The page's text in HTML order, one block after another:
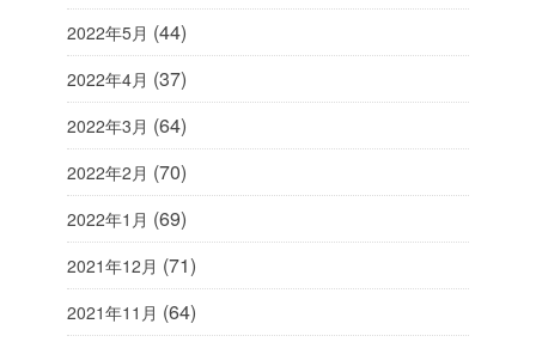
2022年5月 (44)
2022年4月 (37)
2022年3月 (64)
2022年2月 (70)
2022年1月 (69)
2021年12月 (71)
2021年11月 (64)